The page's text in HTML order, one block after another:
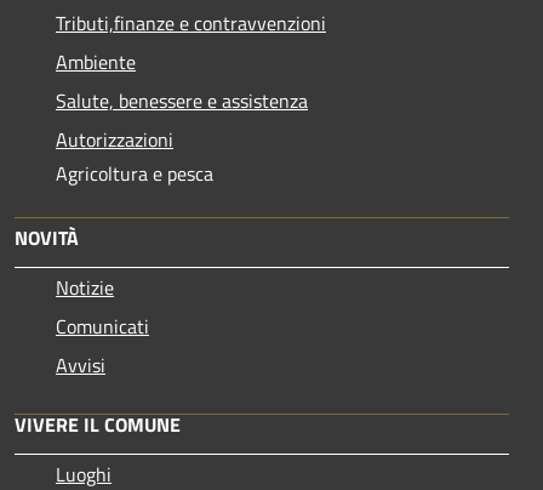
Tributi,finanze e contravvenzioni
Ambiente
Salute, benessere e assistenza
Autorizzazioni
Agricoltura e pesca
NOVITÀ
Notizie
Comunicati
Avvisi
VIVERE IL COMUNE
Luoghi